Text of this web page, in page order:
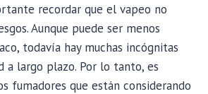
recordar que el vapeo no
Aunque puede ser menos
todavía hay muchas incógnitas
a largo plazo. Por lo tanto, es
fumadores que están considerando